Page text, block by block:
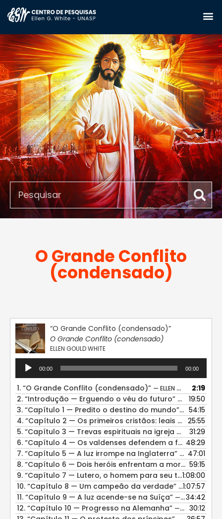
O Grande Conflito
(condensado)
“O Grande Conflito (condensado)”
O Grande Conflito (condensado)
ELLEN GOULD WHITE
Tocador
áudio
00:00 00:00
1. “O Grande Conflito (condensado)” — ELLEN GOULD WHITE
2:19
2. “Introdução — Erguendo o véu do futuro” — ELLEN
19:50
3. “Capítulo 1 — Predito o destino do mundo” — ELLEN
54:15
4. “Capítulo 2 — Os primeiros cristãos: leais e genuínos”
25:55
5. “Capítulo 3 — Trevas espirituais na igreja primitiva”
31:29
6. “Capítulo 4 — Os valdenses defendem a fé” — ELLEN
48:29
7. “Capítulo 5 — A luz irrompe na Inglaterra” — ELLEN
47:01
8. “Capítulo 6 — Dois heróis enfrentam a morte” — ELLEN
59:15
9. “Capítulo 7 — Lutero, o homem para seu tempo” —
1:08:00
10. “Capítulo 8 — Um campeão da verdade” — ELLEN
1:07:57
11. “Capítulo 9 — A luz acende-se na Suíça” — ELLEN GOULD WHITE
34:42
12. “Capítulo 10 — Progresso na Alemanha” — ELLEN GOULD WHITE
30:12